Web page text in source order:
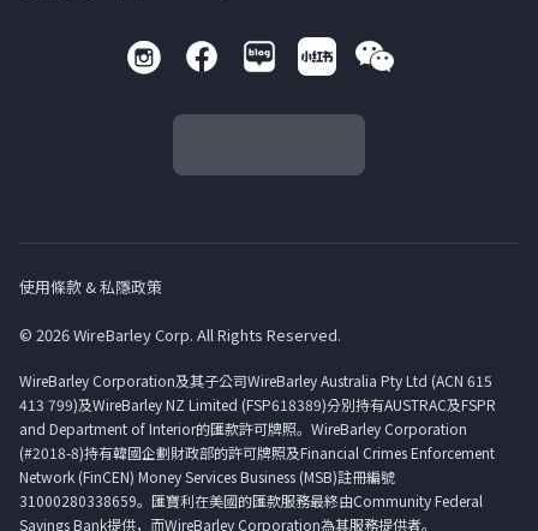
使用條款 & 私隱政策
© 2026 WireBarley Corp. All Rights Reserved.
WireBarley Corporation及其子公司WireBarley Australia Pty Ltd (ACN 615
413 799)及WireBarley NZ Limited (FSP618389)分別持有AUSTRAC及FSPR
and Department of Interior的匯款許可牌照。WireBarley Corporation
(#2018-8)持有韓國企劃財政部的許可牌照及Financial Crimes Enforcement
Network (FinCEN) Money Services Business (MSB)註冊編號
31000280338659。匯寶利在美國的匯款服務最終由Community Federal
Savings Bank提供，而WireBarley Corporation為其服務提供者。